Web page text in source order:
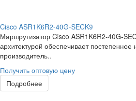
Cisco ASR1K6R2-40G-SECK9
Маршрутизатор Cisco ASR1K6R2-40G-
архитектурой обеспечивает
производитель..
Получить оптовую цену
Подробнее